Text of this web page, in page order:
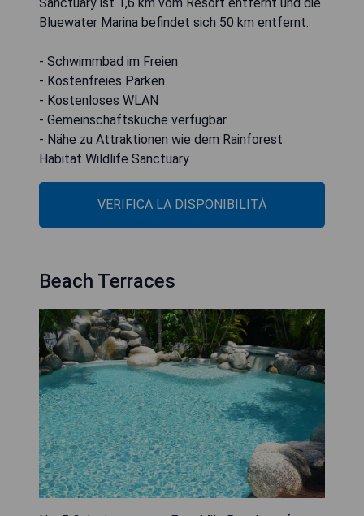
Bluewater Marina befindet sich 50 km entfernt.
- Schwimmbad im Freien
- Kostenfreies Parken
- Kostenloses WLAN
- Gemeinschaftsküche verfügbar
- Nähe zu Attraktionen wie dem Rainforest
Habitat Wildlife Sanctuary
VERIFICA LA DISPONIBILITÀ
Beach Terraces